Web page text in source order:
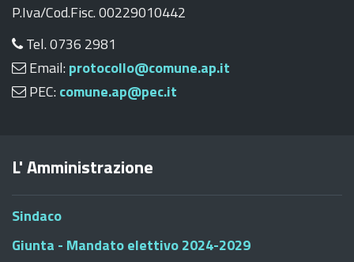
P.Iva/Cod.Fisc. 00229010442
Tel. 0736 2981
Email: protocollo@comune.ap.it
PEC: comune.ap@pec.it
L' Amministrazione
Sindaco
Giunta - Mandato elettivo 2024-2029